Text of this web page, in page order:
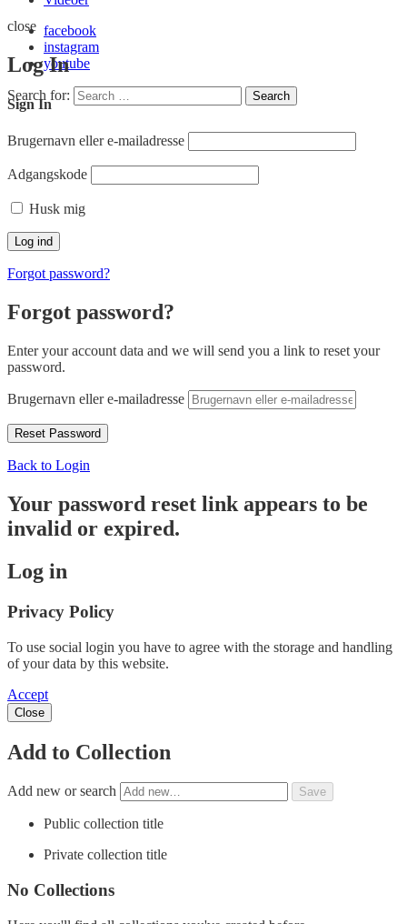
facebook
instagram
youtube
Search for: Search
close
Log In
Sign In
Brugernavn eller e-mailadresse
Adgangskode
Husk mig
Forgot password?
Forgot password?
Enter your account data and we will send you a link to reset your
password.
Brugernavn eller e-mailadresse
Back to Login
Your password reset link appears to be
invalid or expired.
Log in
Privacy Policy
To use social login you have to agree with the storage and handling
of your data by this website.
Accept
Close
Add to Collection
Add new or search
Public collection title
Private collection title
No Collections